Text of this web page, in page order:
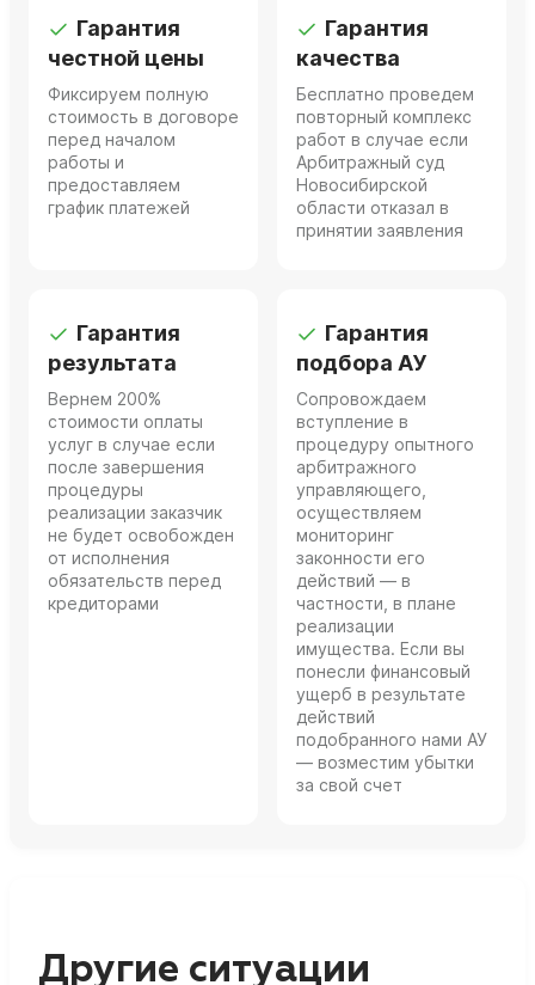
Гарантия
честной цены
Фиксируем полную
стоимость в договоре
перед началом
работы и
предоставляем
график платежей
Гарантия
качества
Бесплатно проведем
повторный комплекс
работ в случае если
Арбитражный суд
Новосибирской
области отказал в
принятии заявления
Гарантия
результата
Вернем 200%
стоимости оплаты
услуг в случае если
после завершения
процедуры
реализации заказчик
не будет освобожден
от исполнения
обязательств перед
кредиторами
Гарантия
подбора АУ
Сопровождаем
вступление в
процедуру опытного
арбитражного
управляющего,
осуществляем
мониторинг
законности его
действий — в
частности, в плане
реализации
имущества. Если вы
понесли финансовый
ущерб в результате
действий
подобранного нами АУ
— возместим убытки
за свой счет
Другие ситуации